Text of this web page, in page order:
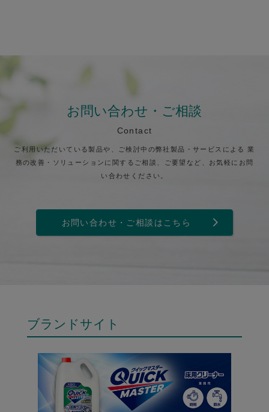
お問い合わせ・ご相談
Contact
ご利用いただいている製品や、ご検討中の弊社製品・サービスによる 業
務の改善・ソリューションに関するご相談、ご要望など、お気軽にお問
い合わせください。
お問い合わせ・ご相談はこちら
ブランドサイト